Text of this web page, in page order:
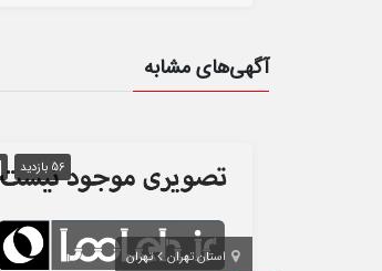
آگهی‌های مشابه
56 بازدید
استان تهران تهران